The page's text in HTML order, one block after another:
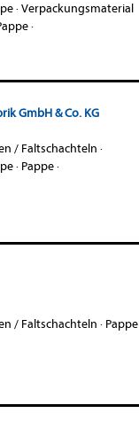
·Verpackungsmaterial
·
GmbH & Co. KG
/ Faltschachteln ·
· Pappe·
/ Faltschachteln · Pappe